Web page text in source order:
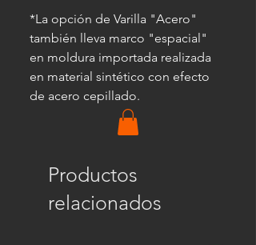
*La opción de Varilla "Acero"
también lleva marco "espacial"
en moldura importada realizada
en material sintético con efecto
de acero cepillado.
Productos
relacionados